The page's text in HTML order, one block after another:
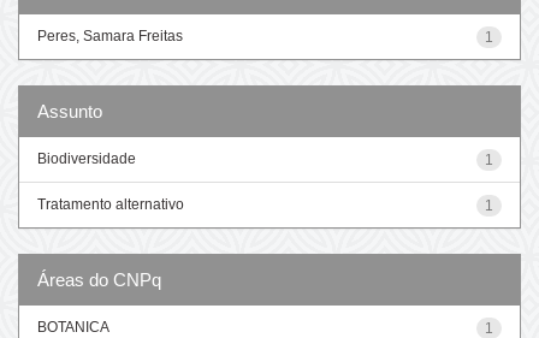
1
Peres, Samara Freitas
Assunto
1
Biodiversidade
1
Tratamento alternativo
Áreas do CNPq
1
BOTANICA